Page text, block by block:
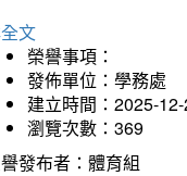
文
榮譽事項：
發佈單位：學務處
建立時間：2025-
瀏覽次數：369
發布者：體育組